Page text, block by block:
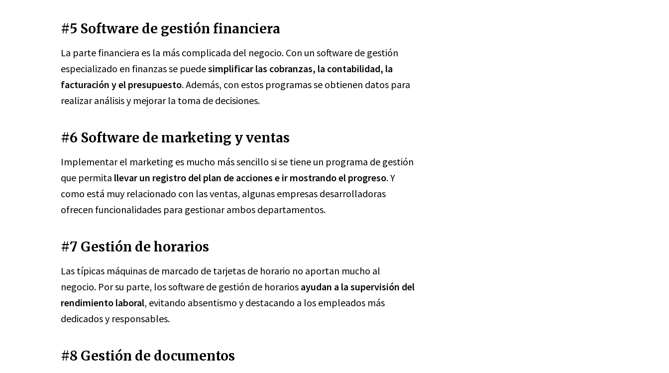
#5 Software de gestión financiera
La parte financiera es la más complicada del negocio. Con un software de gestión
especializado en finanzas se puedesimplificar las cobranzas, la contabilidad, la
facturación y el presupuesto. Además, con estos programas se obtienen datos para
realizar análisis y mejorar la toma de decisiones.
#6 Software de marketing y ventas
Implementar el marketing es mucho más sencillo si se tiene un programa de gestión
que permita llevar un registro del plan de acciones e ir mostrando el progreso. Y
como está muy relacionado con las ventas, algunas empresas desarrolladoras
ofrecen funcionalidades para gestionar ambos departamentos.
#7 Gestión de horarios
Las típicas máquinas de marcado de tarjetas de horario no aportan mucho al
negocio. Por su parte, los software de gestión de horarios ayudan a la supervisión del
rendimiento laboral, evitando absentismo y destacando a los empleados más
dedicados y responsables.
#8 Gestión de documentos